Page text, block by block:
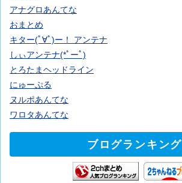
アナグロあんてな
おまとめ
キター(ﾟ∀ﾟ)ー！ アンテナ
しぃアンテナ(*ﾟーﾟ)
とろたまヘッドライン
にゅーぷる
ヌルポあんてな
ワロタあんてな
ブログランキング